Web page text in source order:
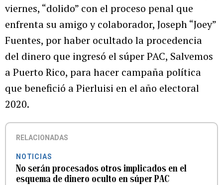
viernes, “dolido” con el proceso penal que
enfrenta su amigo y colaborador, Joseph “Joey”
Fuentes, por haber ocultado la procedencia
del dinero que ingresó el súper PAC, Salvemos
a Puerto Rico, para hacer campaña política
que benefició a Pierluisi en el año electoral
2020.
RELACIONADAS
NOTICIAS
No serán procesados otros implicados en el
esquema de dinero oculto en súper PAC